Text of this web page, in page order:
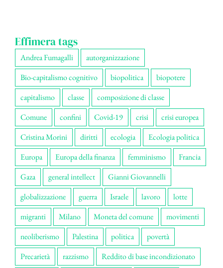
Effimera tags
Andrea Fumagalli
autorganizzazione
Bio-capitalismo cognitivo
biopolitica
biopotere
capitalismo
classe
composizione di classe
Comune
confini Covid-19 crisi
crisi europea
Cristina Morini
diritti ecologia
Ecologia politica
Europa
Europa della finanza femminismo
Francia
Gaza
general intellect
Gianni Giovannelli
globalizzazione
guerra Israele lavoro
lotte
migranti
Milano Moneta del comune
movimenti
neoliberismo
Palestina politica
povertà
Precarietà
razzismo Reddito di base incondizionato